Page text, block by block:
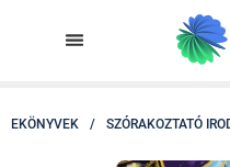
EKÖNYVEK / SZÓRAKOZTATÓ